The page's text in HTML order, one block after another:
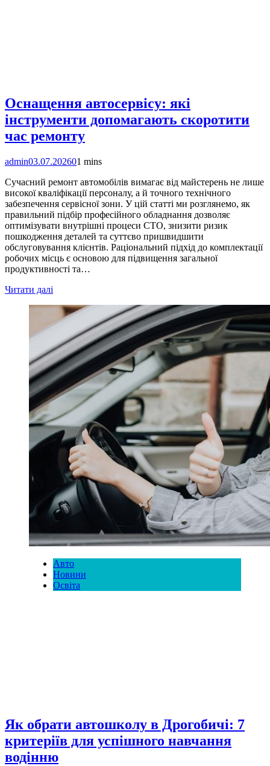
Оснащення автосервісу: які
інструменти допомагають скоротити
час ремонту
admin03.07.202601 mins
Сучасний ремонт автомобілів вимагає від майстерень не лише
високої кваліфікації персоналу, а й точного технічного
забезпечення сервісної зони. У цій статті ми розглянемо, як
правильний підбір професійного обладнання дозволяє
оптимізувати внутрішні процеси СТО, знизити ризик
пошкодження деталей та суттєво пришвидшити
обслуговування клієнтів. Раціональний підхід до комплектації
робочих місць є основою для підвищення загальної
продуктивності та…
Читати далі
Авто
Новини
Освіта
Як обрати автошколу в Дрогобичі: 7
критеріїв для успішного навчання
водінню